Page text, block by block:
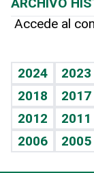
Hablando con
Vida y familia
Eñe
Celebrando la vida
Sin complejos
Línea de hit
TBT Deportivo
Hecho en casa
Guía del dinero
Cumpleaños
Horóscopos
Crucigramas
Accede al
2024 2023
2018
2017
2012
2011
2006
2005